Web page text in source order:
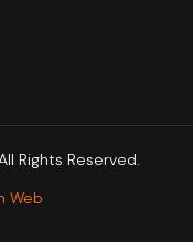
Rights Reserved.
Web